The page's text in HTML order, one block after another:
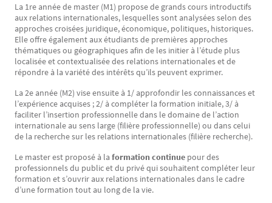
La 1re année de master (M1) propose de grands cours introductifs
aux relations internationales, lesquelles sont analysées selon des
approches croisées juridique, économique, politiques, historiques.
Elle offre également aux étudiants de premières approches
thématiques ou géographiques afin de les initier à l’étude plus
localisée et contextualisée des relations internationales et de
répondre à la variété des intérêts qu’ils peuvent exprimer.
La 2e année (M2) vise ensuite à 1/ approfondir les connaissances et
l’expérience acquises ; 2/ à compléter la formation initiale, 3/ à
faciliter l’insertion professionnelle dans le domaine de l’action
internationale au sens large (filière professionnelle) ou dans celui
de la recherche sur les relations internationales (filière recherche).
Le master est proposé à la formation continue pour des
professionnels du public et du privé qui souhaitent compléter leur
formation et s’ouvrir aux relations internationales dans le cadre
d’une formation tout au long de la vie.